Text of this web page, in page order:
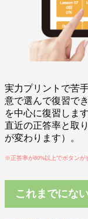
実力プリントで苦
意で選んで復習で
を中心に復習します
直近の正答率と取
が変わります）。
※正答率が80%以上でボタンが
これまでにな